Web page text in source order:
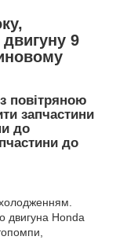
9
повітряною
запчастини
до
до
двигуна Honda